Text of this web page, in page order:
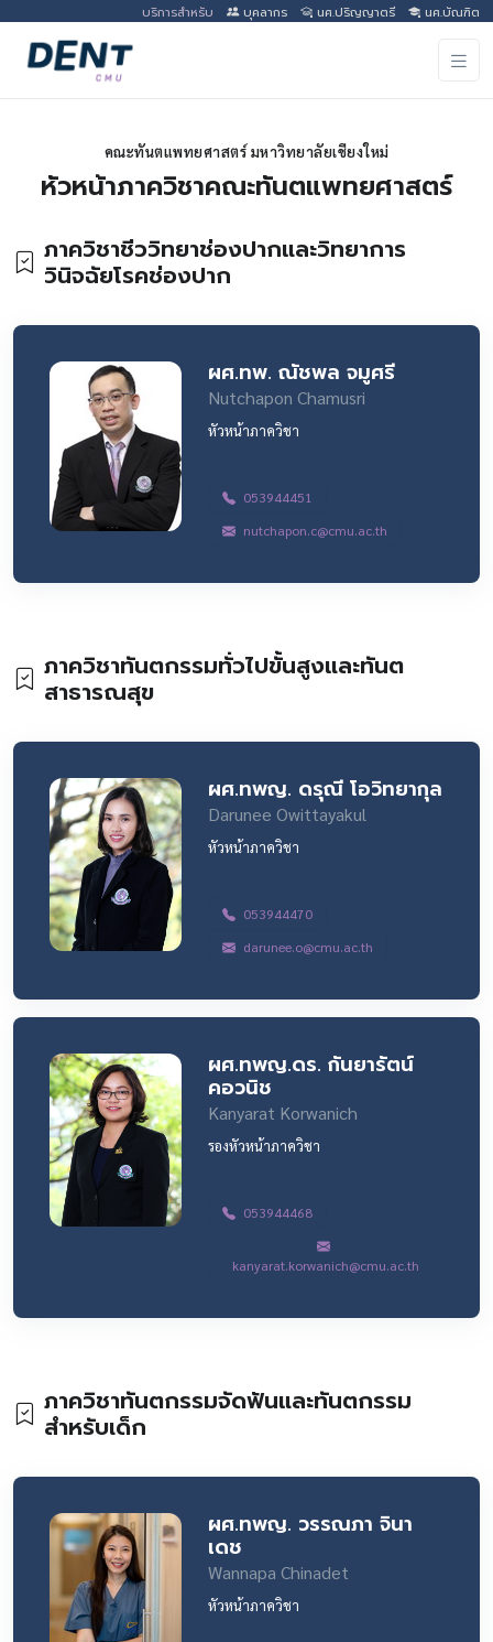
บริการสำหรับ บุคลากร นศ.ปริญญาตรี นศ.บัณฑิต
คณะทันตแพทยศาสตร์ มหาวิทยาลัยเชียงใหม่
หัวหน้าภาควิชาคณะทันตแพทยศาสตร์
ภาควิชาชีววิทยาช่องปากและวิทยาการ
วินิจฉัยโรคช่องปาก
ผศ.ทพ. ณัชพล จมูศรี
Nutchapon Chamusri
หัวหน้าภาควิชา
053944451
nutchapon.c@cmu.ac.th
ภาควิชาทันตกรรมทั่วไปขั้นสูงและทันต
สาธารณสุข
ผศ.ทพญ. ดรุณี โอวิทยากุล
Darunee Owittayakul
หัวหน้าภาควิชา
053944470
darunee.o@cmu.ac.th
ผศ.ทพญ.ดร. กันยารัตน์
คอวนิช
Kanyarat Korwanich
รองหัวหน้าภาควิชา
053944468
kanyarat.korwanich@cmu.ac.th
ภาควิชาทันตกรรมจัดฟันและทันตกรรม
สำหรับเด็ก
ผศ.ทพญ. วรรณภา จินา
เดช
Wannapa Chinadet
หัวหน้าภาควิชา